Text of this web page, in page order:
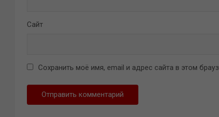
Сайт
Сохранить моё имя, email и адрес сайта в этом